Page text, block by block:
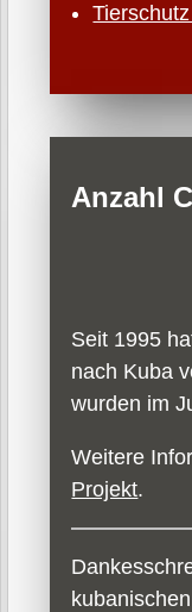
Anzahl
Seit 1995
nach Kuba
wurden im
Weitere
Projekt.